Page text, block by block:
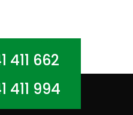
411 662
411 994